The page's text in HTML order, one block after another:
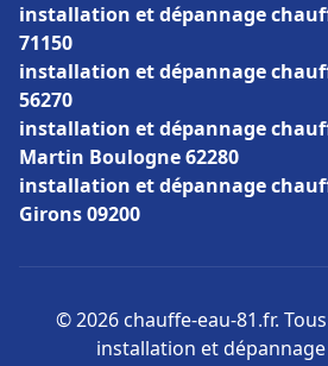
installation et dépannage
71150
installation et dépannage
56270
installation et dépannage
Martin Boulogne 62280
installation et dépannage
Girons 09200
© 2026 chauffe-eau-81.fr.
installation et